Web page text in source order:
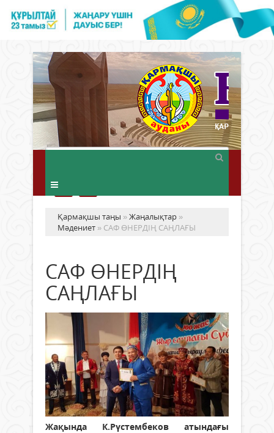
Қармақшы таңы »Жаңалықтар »
Мәдениет » САФ ӨНЕРДІҢ САҢЛАҒЫ
САФ ӨНЕРДІҢ
САҢЛАҒЫ
Жақында К.Рүстембеков атындағы